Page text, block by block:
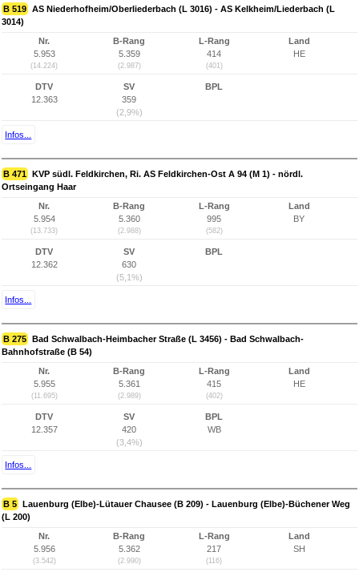
B 519 AS Niederhofheim/Oberliederbach (L 3016) - AS Kelkheim/Liederbach (L
3014)
Nr.
5.953
(14.224)
B-Rang
5.359
(2.987)
L-Rang
414
(401)
Land
HE
DTV
12.363
SV
359
(2,9%)
BPL
Infos...
B 471 KVP südl. Feldkirchen, Ri. AS Feldkirchen-Ost A 94 (M 1) - nördl.
Ortseingang Haar
Nr.
5.954
(13.733)
B-Rang
5.360
(2.988)
L-Rang
995
(582)
Land
BY
DTV
12.362
SV
630
(5,1%)
BPL
Infos...
B 275 Bad Schwalbach-Heimbacher Straße (L 3456) - Bad Schwalbach-
Bahnhofstraße (B 54)
Nr.
5.955
(11.695)
B-Rang
5.361
(2.989)
L-Rang
415
(402)
Land
HE
DTV
12.357
SV
420
(3,4%)
BPL
WB
Infos...
B 5 Lauenburg (Elbe)-Lütauer Chausee (B 209) - Lauenburg (Elbe)-Büchener Weg
(L 200)
Nr.
5.956
(3.542)
B-Rang
5.362
(2.990)
L-Rang
217
(116)
Land
SH